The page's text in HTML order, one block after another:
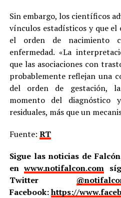
Sin embargo, los científicos
vínculos estadísticos y que el
el orden de nacimiento
enfermedad. «La
que las asociaciones con
probablemente reflejan una
del orden de gestación,
momento del diagnóstico
residuales, más que un
Fuente: RT
Sigue las noticias de
enwww.notifalcon.com
Twitter
Facebook:https://